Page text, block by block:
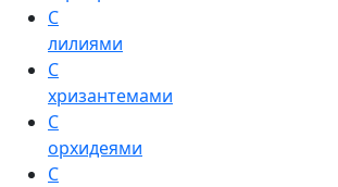
С
лилиями
С
хризантемами
С
орхидеями
С